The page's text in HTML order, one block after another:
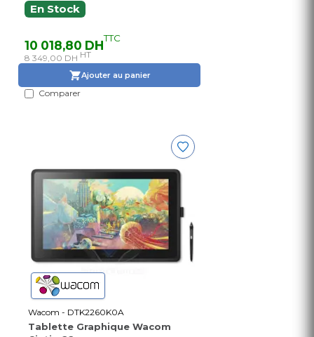
En Stock
10 018,80 DHTTC
8 349,00 DH HT
Ajouter au panier
Comparer
Wacom - DTK2260K0A
Tablette Graphique Wacom